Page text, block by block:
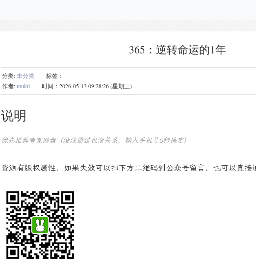
365：逆转命运的1年
分类:未分类 标签：
作者:mukti 时间：2026-05-13 09:28:26 (星期三)
说明
优先推荐夸克网盘（没注册过也没关系，输入手机号5秒搞定）
资源有版权属性，如果失效可以扫下方二维码到公众号留言，也可以直接